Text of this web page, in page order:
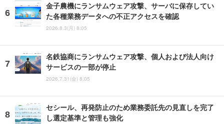
金子農機にランサムウェア攻撃、サーバに保存してい
た各種業務データへの不正アクセスを確認
2026.8.3(月) 8:05
名鉄協商にランサムウェア攻撃、個人および法人向け
サービスの一部が停止
2026.7.31(金) 8:05
セシール、再発防止のため業務委託先の見直しを完了
し選定基準と管理も強化